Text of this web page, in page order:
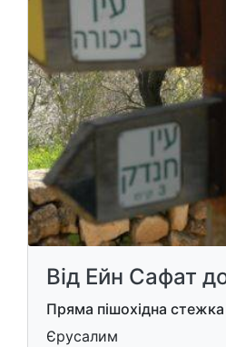
Від Ейн Сафат
Пряма пішохідна стежка
Єрусалим